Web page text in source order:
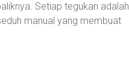
Setiap tegukan adalah
manual yang membuat